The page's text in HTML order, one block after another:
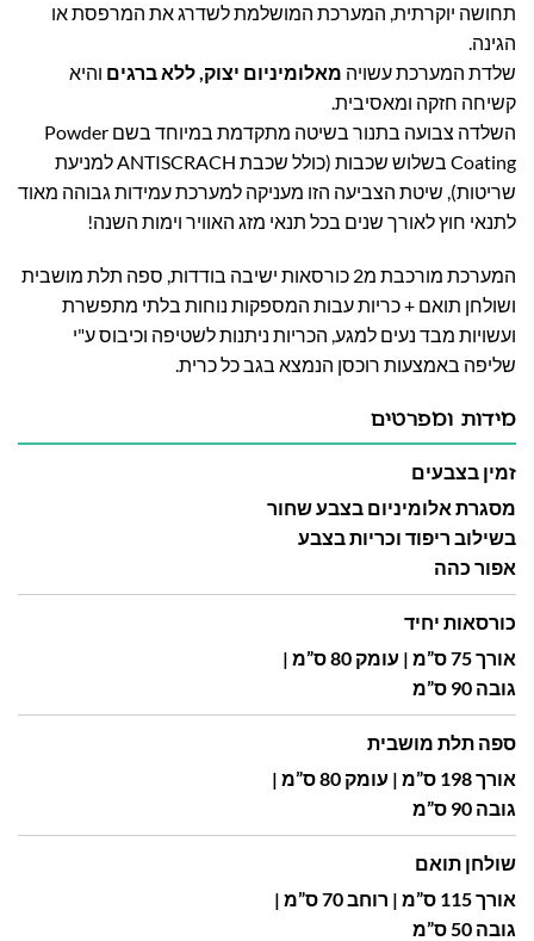
תחושה יוקרתית, המערכת המושלמת לשדרג את המרפסת או
הגינה.
שלדת המערכת עשויה מאלומיניום יצוק, ללא ברגים והיא
קשיחה חזקה ומאסיבית.
השלדה צבועה בתנור בשיטה מתקדמת במיוחד בשם Powder
Coating בשלוש שכבות (כולל שכבת ANTISCRACH למניעת
שריטות), שיטת הצביעה הזו מעניקה למערכת עמידות גבוהה מאוד
לתנאי חוץ לאורך שנים בכל תנאי מזג האוויר וימות השנה!
המערכת מורכבת מ2 כורסאות ישיבה בודדות, ספה תלת מושבית
ושולחן תואם + כריות עבות המספקות נוחות בלתי מתפשרת
ועשויות מבד נעים למגע, הכריות ניתנות לשטיפה וכיבוס ע"י
שליפה באמצעות רוכסן הנמצא בגב כל כרית.
מידות ומפרטים
זמין בצבעים
מסגרת אלומיניום בצבע שחור
בשילוב ריפוד וכריות בצבע
אפור כהה
כורסאות יחיד
אורך 75 ס”מ | עומק 80 ס”מ |
גובה 90 ס”מ
ספה תלת מושבית
אורך 198 ס”מ | עומק 80 ס”מ |
גובה 90 ס”מ
שולחן תואם
אורך 115 ס”מ | רוחב 70 ס”מ |
גובה 50 ס”מ